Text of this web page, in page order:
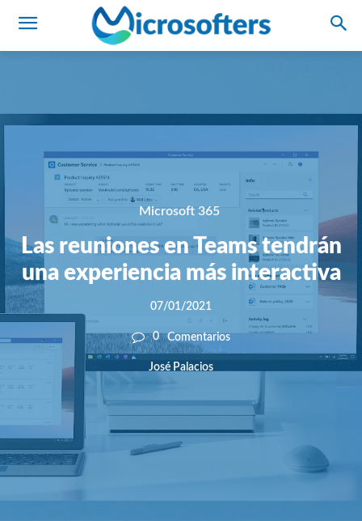
Microsoft 365
Las reuniones en Teams tendrán
una experiencia más interactiva
07/01/2021
0 Comentarios
José Palacios